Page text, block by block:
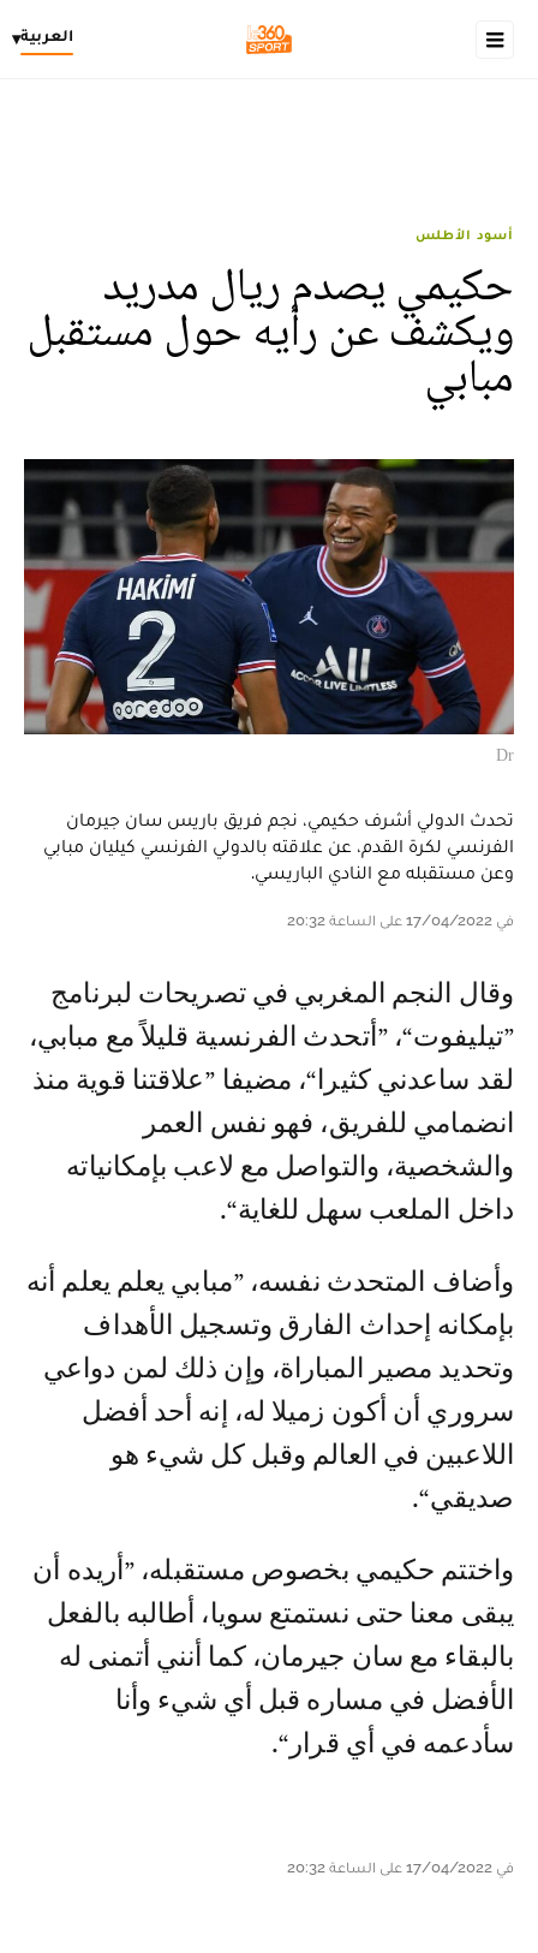
العربية▾
أسود الأطلس
حكيمي يصدم ريال مدريد
ويكشف عن رأيه حول مستقبل
مبابي
Dr
تحدث الدولي أشرف حكيمي، نجم فريق باريس سان جيرمان
الفرنسي لكرة القدم، عن علاقته بالدولي الفرنسي كيليان مبابي
وعن مستقبله مع النادي الباريسي.
في 17/04/2022 على الساعة 20:32
وقال النجم المغربي في تصريحات لبرنامج
”تيليفوت“، ”أتحدث الفرنسية قليلاً مع مبابي،
لقد ساعدني كثيرا“، مضيفا ”علاقتنا قوية منذ
انضمامي للفريق، فهو نفس العمر
والشخصية، والتواصل مع لاعب بإمكانياته
داخل الملعب سهل للغاية“.
وأضاف المتحدث نفسه، ”مبابي يعلم يعلم أنه
بإمكانه إحداث الفارق وتسجيل الأهداف
وتحديد مصير المباراة، وإن ذلك لمن دواعي
سروري أن أكون زميلا له، إنه أحد أفضل
اللاعبين في العالم وقبل كل شيء هو
صديقي“.
واختتم حكيمي بخصوص مستقبله، ”أريده أن
يبقى معنا حتى نستمتع سويا، أطالبه بالفعل
بالبقاء مع سان جيرمان، كما أنني أتمنى له
الأفضل في مساره قبل أي شيء وأنا
سأدعمه في أي قرار“.
في 17/04/2022 على الساعة 20:32